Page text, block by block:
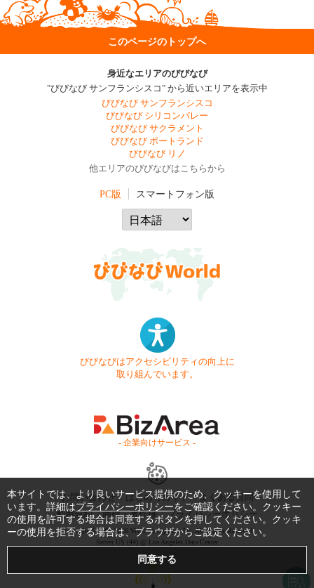
このページのトップへ
身近なエリアのびびなび
"びびなび サンフランシスコ" から近いエリアを表示中
びびなび サンフランシスコ
びびなび シリコンバレー
びびなび サクラメント
びびなび ポートランド
びびなび リノ
他エリアのびびなびはこちらから
PC版 スマートフォン版
びびなびはアクセシビリティの向上に
取り組んでいます。
- 企業向けサービス -
お問い合わせ はじめてガイド
よくある質問
利用規約
商標・著作権 プライバシーポリシー
Copyright © 1999-2026 Vivid Navigation, Inc. All Rights Reserved.
Server US (44) @ Los Angeles Data Center
本サイトでは、より良いサービス提供のため、クッキーを使用して
います。詳細はプライバシーポリシーをご確認ください。クッキー
の使用を許可する場合は同意するボタンを押してください。クッキ
ーの使用を拒否する場合は、ブラウザからご設定ください。